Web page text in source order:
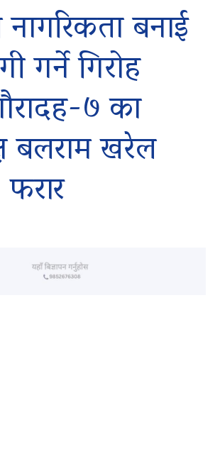
बनाई
गर्ने गिरोह
७ का
बलराम खरेल